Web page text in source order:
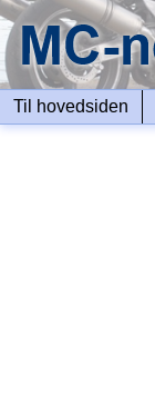
Til hovedsiden